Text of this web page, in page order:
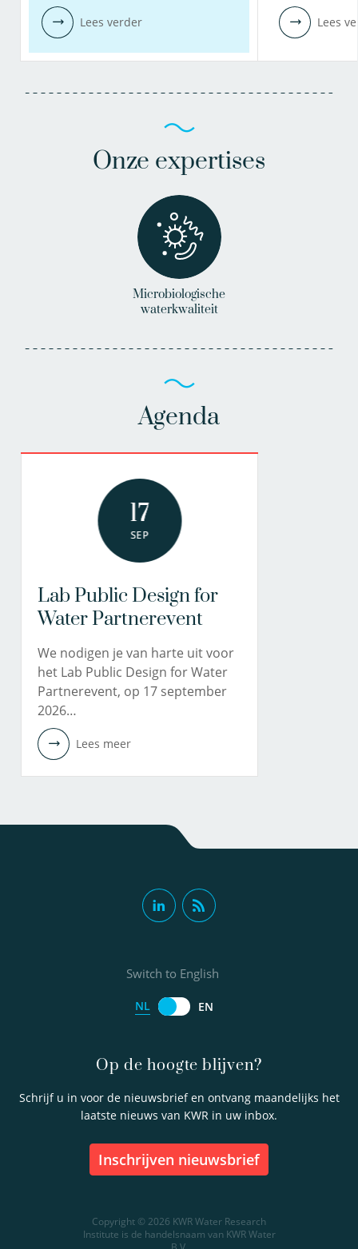
Lees verder Lees
Onze expertises
Microbiologische
waterkwaliteit
Agenda
17
SEP
Lab Public Design for
Water Partnerevent
We nodigen je van harte uit voor
het Lab Public Design for Water
Partnerevent, op 17 september
2026…
Lees meer
Op de hoogte blijven?
Schrijf u in voor de nieuwsbrief en ontvang maandelijks het
laatste nieuws van KWR in uw inbox.
inschrijven nieuwsbrief
Switch to English
NL EN
Copyright © 2026 KWR Water Research
Institute is de handelsnaam van KWR Water